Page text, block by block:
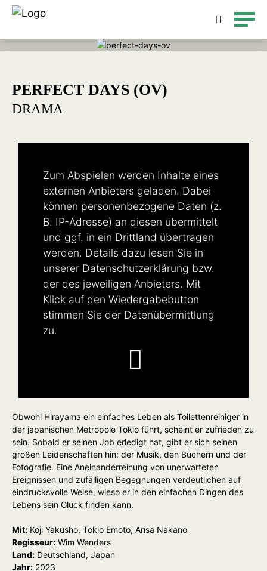
PERFECT DAYS (OV)
DRAMA
Zum Abspielen werden Inhalte eines
externen Anbieters geladen. Dabei
können personenbezogene Daten (z.
B. IP-Adresse) an diesen übermittelt
und ggf. in ein Drittland übertragen
werden. Details dazu lesen Sie in
unserer Datenschutzerklärung bzw.
der des jeweiligen Anbieters. Mit
Klick auf den Wiedergabebutton
stimmen Sie der Datenübermittlung
zu.
Obwohl Hirayama ein einfaches Leben als Toilettenreiniger in
der japanischen Metropole Tokio führt, scheint er zufrieden zu
sein. Sobald er seinen Job erledigt hat, gibt er sich seinen
großen Leidenschaften hin: der Musik, den Büchern und der
Fotografie. Eine Aneinanderreihung von unerwarteten
Ereignissen und zufälligen Begegnungen verdeutlichen auf
eindrucksvolle Weise, wieso er in den einfachen Dingen des
Lebens sein Glück finden kann.
Mit: Koji Yakusho, Tokio Emoto, Arisa Nakano
Regisseur: Wim Wenders
Land: Deutschland, Japan
Jahr: 2023